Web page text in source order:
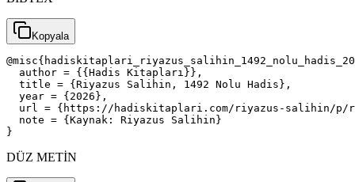
Kopyala
  author = {{Hadis Kitapları}},
  title = {Riyazus Salihin, 1492 Nolu Hadis},
  year = {2026},
url = {https://hadiskitaplari.com/riyazus-salihin/
  note = {Kaynak: Riyazus Salihin}
}
DÜZ METİN